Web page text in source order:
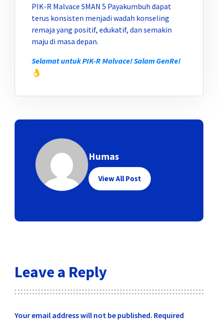
PIK-R Malvace SMAN 5 Payakumbuh dapat
terus konsisten menjadi wadah konseling
remaja yang positif, edukatif, dan semakin
maju di masa depan.
Selamat untuk PIK-R Malvace! Salam GenRe!
👌
Humas
View All Post
Leave a Reply
Your email address will not be published. Required